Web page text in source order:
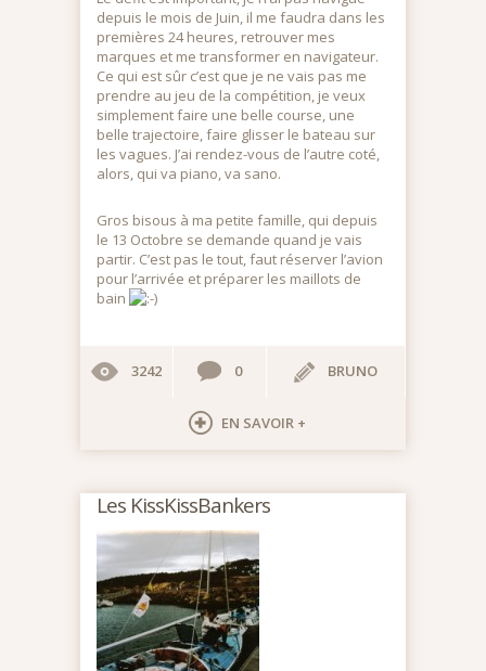
depuis le mois de Juin, il me faudra dans les
premières 24 heures, retrouver mes
marques et me transformer en navigateur.
Ce qui est sûr c’est que je ne vais pas me
prendre au jeu de la compétition, je veux
simplement faire une belle course, une
belle trajectoire, faire glisser le bateau sur
les vagues. J’ai rendez-vous de l’autre coté,
alors, qui va piano, va sano.
Gros bisous à ma petite famille, qui depuis
le 13 Octobre se demande quand je vais
partir. C’est pas le tout, faut réserver l’avion
pour l’arrivée et préparer les maillots de
bain
3242 0 BRUNO
EN SAVOIR +
Les KissKissBankers